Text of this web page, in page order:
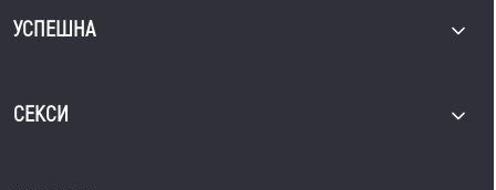
УСПЕШНА
СЕКСИ